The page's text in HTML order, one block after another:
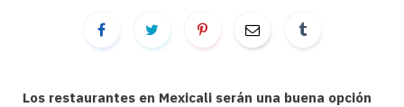
Los restaurantes en Mexicali serán una buena opción